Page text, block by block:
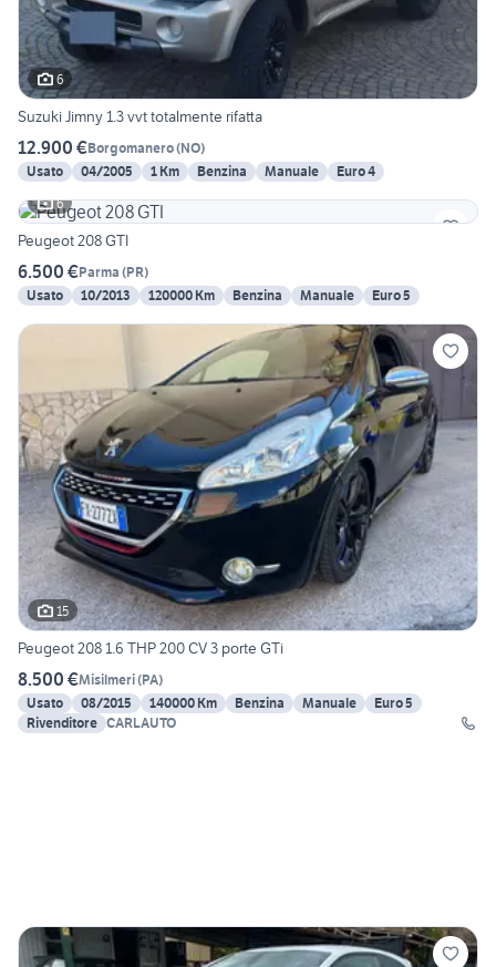
6
Suzuki Jimny 1.3 vvt totalmente rifatta
12.900 €Borgomanero(NO)
Usato
04/2005 1 Km Benzina Manuale
Euro 4
6
Peugeot 208 GTI
6.500 €Parma (PR)
Usato
10/2013 120000 Km Benzina Manuale Euro 5
15
Peugeot 208 1.6 THP 200 CV 3 porte GTi
8.500 €Misilmeri(PA)
Usato
08/2015 140000 Km Benzina Manuale
Euro 5
Rivenditore CARLAUTO